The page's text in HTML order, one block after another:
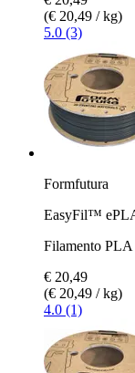
(€ 20,49 / kg)
5.0 (3)
Formfutura
EasyFil™
Filamento PLA
€ 20,49
(€ 20,49 / kg)
4.0 (1)